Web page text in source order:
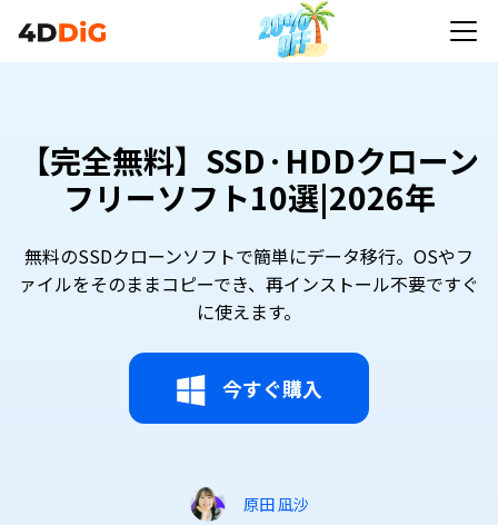
【完全無料】SSD·HDDクローン
フリーソフト10選|2026年
無料のSSDクローンソフトで簡単にデータ移行。OSやフ
ァイルをそのままコピーでき、再インストール不要ですぐ
に使えます。
今すぐ購入
原田 凪沙